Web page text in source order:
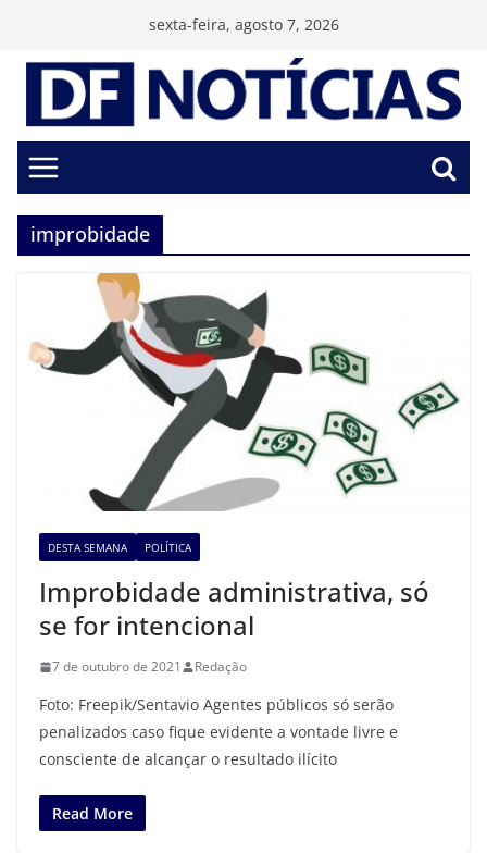
conteúdo
sexta-feira, agosto 7, 2026
improbidade
DESTA SEMANA POLÍTICA
Improbidade administrativa, só
se for intencional
7 de outubro de 2021 Redação
Foto: Freepik/Sentavio Agentes públicos só serão
penalizados caso fique evidente a vontade livre e
consciente de alcançar o resultado ilícito
Read More